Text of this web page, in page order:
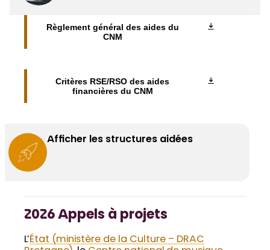
Règlement général des aides du
CNM
Critères RSE/RSO des aides
financières du CNM
Afficher les structures aidées
2026 Appels à projets
L’État (ministère de la Culture – DRAC